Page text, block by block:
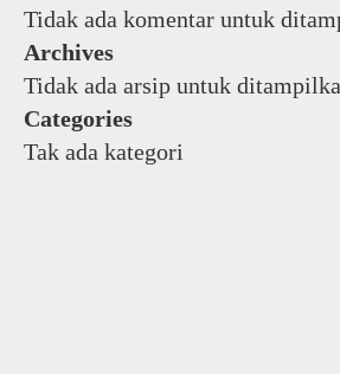
Tidak ada komentar untuk
Archives
Tidak ada arsip untuk
Categories
Tak ada kategori